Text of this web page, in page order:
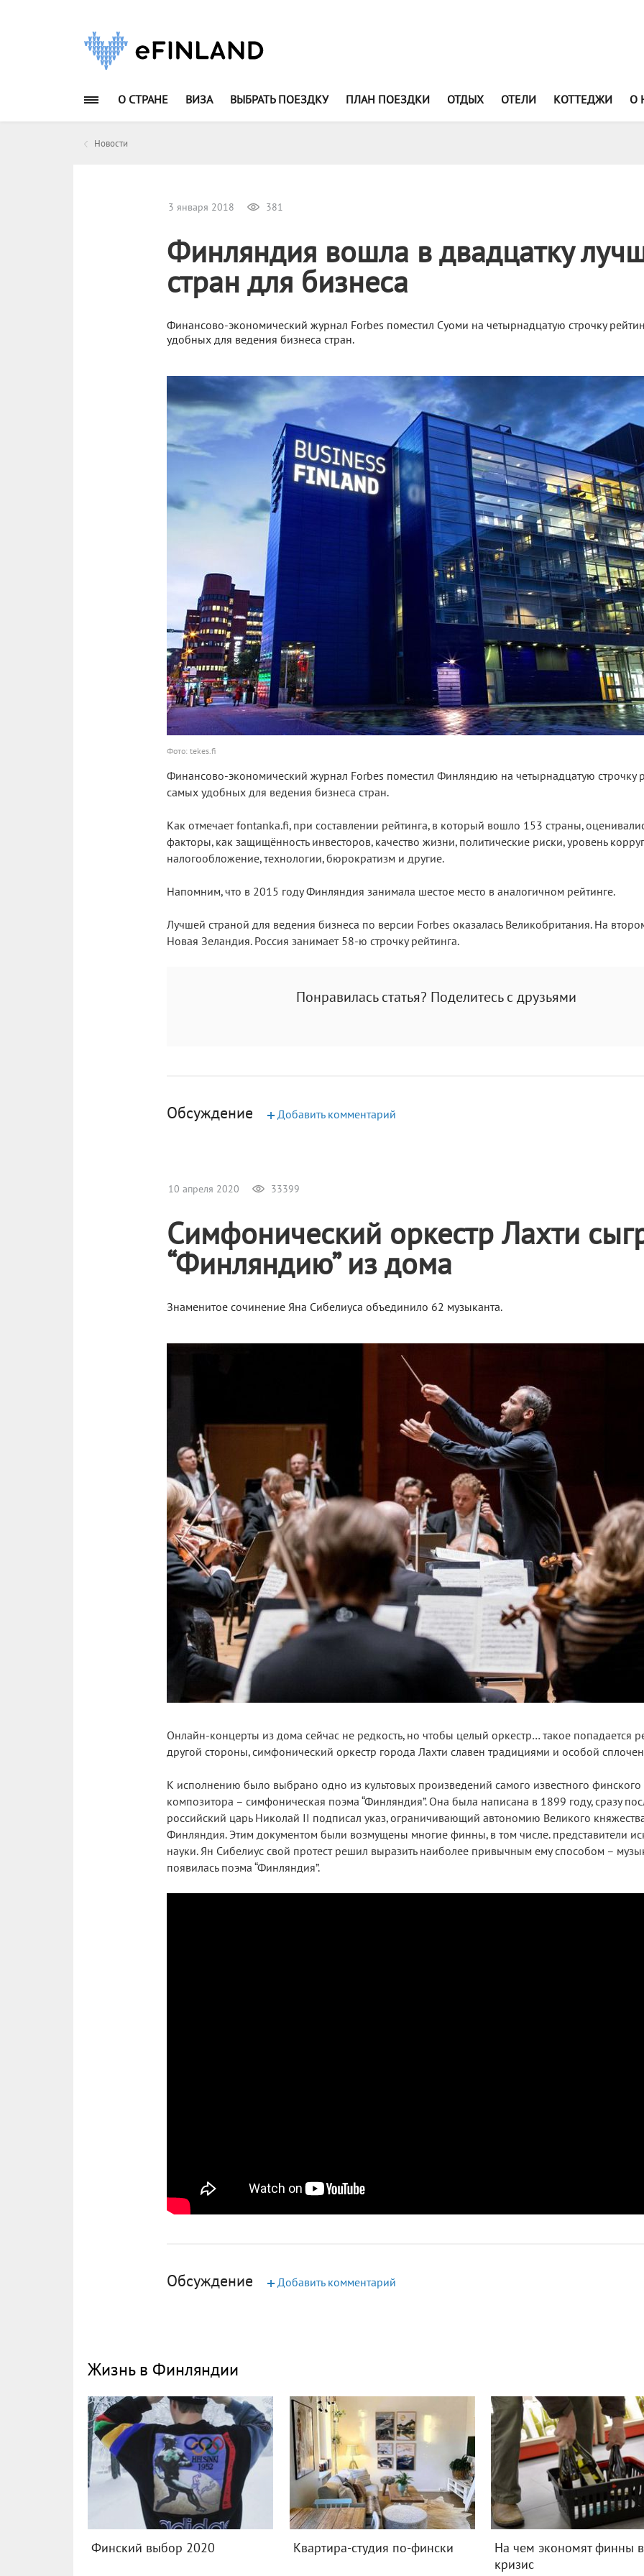
О СТРАНЕ ВИЗА ВЫБРАТЬ ПОЕЗДКУ ПЛАН ПОЕЗДКИ ОТДЫХ ОТЕЛИ КОТТЕДЖИ О
Новости
3 января 2018 381
Финляндия вошла в двадцатку
стран для бизнеса
Финансово-экономический журнал Forbes поместил Суоми на четырнадцатую строчку
удобных для ведения бизнеса стран.
Фото: tekes.fi
Финансово-экономический журнал Forbes поместил Финляндию на четырнадцатую строчку
самых удобных для ведения бизнеса стран.
Как отмечает fontanka.fi, при составлении рейтинга, в который вошло 153 страны,
факторы, как защищённость инвесторов, качество жизни, политические риски, уровень
налогообложение, технологии, бюрократизм и другие.
Напомним, что в 2015 году Финляндия занимала шестое место в аналогичном рейтинге.
Лучшей страной для ведения бизнеса по версии Forbes оказалась Великобритания. На
Новая Зеландия. Россия занимает 58-ю строчку рейтинга.
Понравилась статья? Поделитесь с друзьями
Обсуждение +Добавить комментарий
10 апреля 2020 33399
Симфонический оркестр Лахти
“Финляндию” из дома
Знаменитое сочинение Яна Сибелиуса объединило 62 музыканта.
Онлайн-концерты из дома сейчас не редкость, но чтобы целый оркестр… такое попадается
другой стороны, симфонический оркестр города Лахти славен традициями и особой
К исполнению было выбрано одно из культовых произведений самого известного финского
композитора – симфоническая поэма “Финляндия”. Она была написана в 1899 году, сразу
российский царь Николай II подписал указ, ограничивающий автономию Великого
Финляндия. Этим документом были возмущены многие финны, в том числе. представители
науки. Ян Сибелиус свой протест решил выразить наиболее привычным ему способом –
появилась поэма “Финляндия”.
Обсуждение +Добавить комментарий
Жизнь в Финляндии
Финский выбор 2020 Квартира-студия по-фински
На чем экономят финны в
кризис